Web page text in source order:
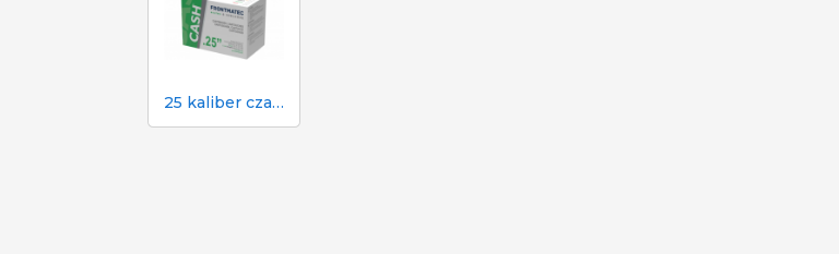
25 kaliber czarny nabój do paralizatora gotówkowego w rzeźni